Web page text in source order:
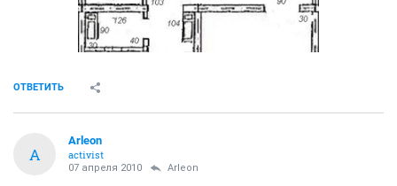
ОТВЕТИТЬ
A
Arleon
activist
07 апреля 2010 Arleon